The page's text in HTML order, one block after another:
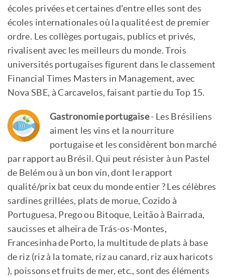
écoles privées et certaines d'entre elles sont des
écoles internationales où la qualité est de premier
ordre. Les collèges portugais, publics et privés,
rivalisent avec les meilleurs du monde. Trois
universités portugaises figurent dans le classement
Financial Times Masters in Management, avec
Nova SBE, à Carcavelos, faisant partie du Top 15.
Gastronomie portugaise- Les Brésiliens
aiment les vins et la nourriture
portugaise et les considèrent bon marché
par rapport au Brésil. Qui peut résister à un Pastel
de Belém ou à un bon vin, dont le rapport
qualité/prix bat ceux du monde entier ? Les célèbres
sardines grillées, plats de morue, Cozido à
Portuguesa, Prego ou Bitoque, Leitão à Bairrada,
saucisses et alheira de Trás-os-Montes,
Francesinha de Porto, la multitude de plats à base
de riz (riz à la tomate, riz au canard, riz aux haricots
), poissons et fruits de mer, etc., sont des éléments